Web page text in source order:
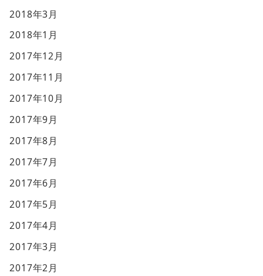
2018年3月
2018年1月
2017年12月
2017年11月
2017年10月
2017年9月
2017年8月
2017年7月
2017年6月
2017年5月
2017年4月
2017年3月
2017年2月